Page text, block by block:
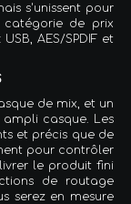
s'unissent pour
de prix
AES/SPDIF et
de mix, et un
casque. Les
et précis que de
pour contrôler
le produit fini
de routage
serez en mesure